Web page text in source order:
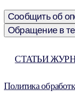
Сообщить об
Обращение в
СТАТЬИ
Политика